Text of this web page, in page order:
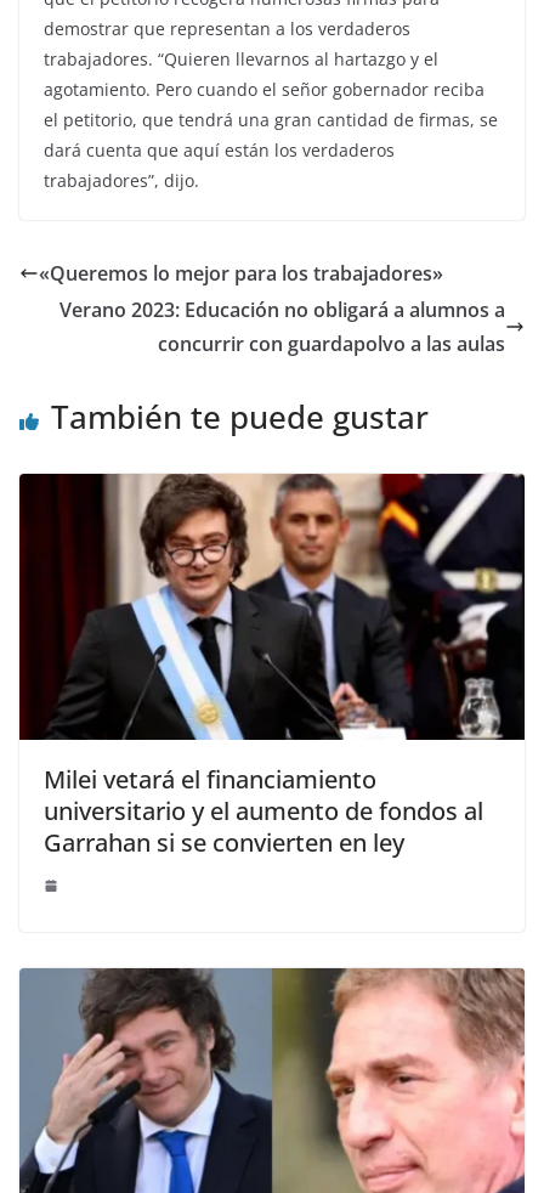
demostrar que representan a los verdaderos
trabajadores. “Quieren llevarnos al hartazgo y el
agotamiento. Pero cuando el señor gobernador reciba
el petitorio, que tendrá una gran cantidad de firmas, se
dará cuenta que aquí están los verdaderos
trabajadores”, dijo.
«Queremos lo mejor para los trabajadores»
Verano 2023: Educación no obligará a alumnos a
concurrir con guardapolvo a las aulas
También te puede gustar
Milei vetará el financiamiento
universitario y el aumento de fondos al
Garrahan si se convierten en ley